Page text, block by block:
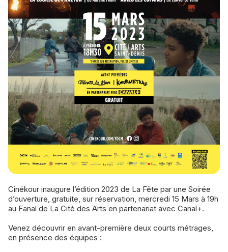
Cinékour inaugure l’édition 2023 de La Fête par une Soirée
d’ouverture, gratuite, sur réservation, mercredi 15 Mars à 19h
au Fanal de La Cité des Arts en partenariat avec Canal+.
Venez découvrir en avant-première deux courts métrages,
en présence des équipes :